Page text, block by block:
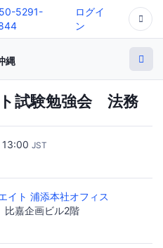
5291-
ログイ
ン
縄
試験勉強会 法務
JST
イト 浦添本社オフィス
嘉企画ビル2階